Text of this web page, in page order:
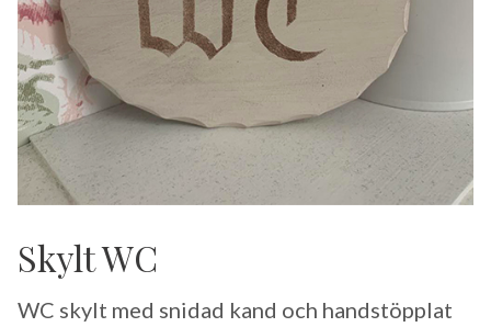
Skylt WC
WC skylt med snidad kand och handstöpplat